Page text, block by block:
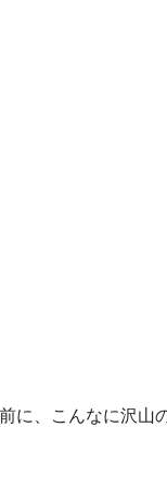
に、こんなに沢山